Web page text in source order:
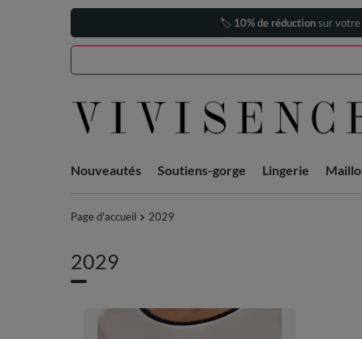
🏷️ 10% de réductionsur votre
Nouveautés Soutiens-gorge Lingerie
Page d'accueil 2029
2029